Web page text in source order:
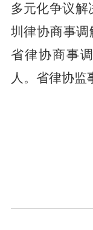
多元化争议解
圳律协商事
省律协商事
人。省律协监